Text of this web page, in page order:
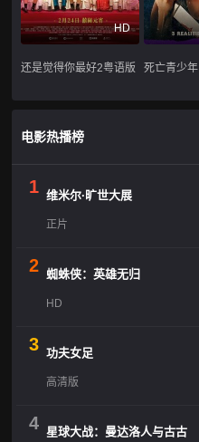
HD
还是觉得你最好2粤语版 死亡青少年
电影热播榜
1 维米尔·旷世大展
正片
2 蜘蛛侠：英雄无归
HD
3 功夫女足
高清版
4 星球大战：曼达洛人与古古